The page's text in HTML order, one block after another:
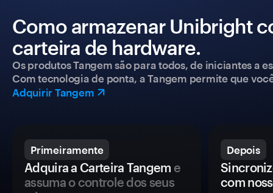
Como armazenar Unibright
carteira de hardware.
Os produtos Tangem são para todos, de iniciantes a
Com tecnologia de ponta, a Tangem permite que
Adquirir Tangem
Primeiramente
Adquira a Carteira Tangem e
assuma o controle dos seus
Depois
com